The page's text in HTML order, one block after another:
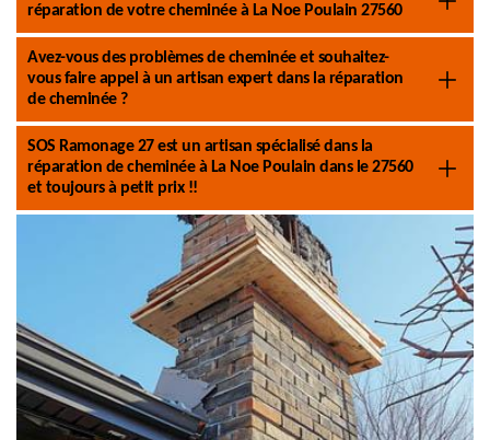
réparation de votre cheminée à La Noe Poulain 27560
Avez-vous des problèmes de cheminée et souhaitez-
vous faire appel à un artisan expert dans la réparation
de cheminée ?
SOS Ramonage 27 est un artisan spécialisé dans la
réparation de cheminée à La Noe Poulain dans le 27560
et toujours à petit prix !!